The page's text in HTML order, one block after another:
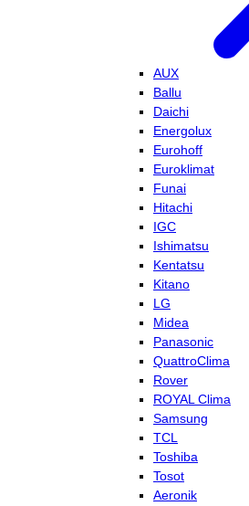
AUX
Ballu
Daichi
Energolux
Eurohoff
Euroklimat
Funai
Hitachi
IGC
Ishimatsu
Kentatsu
Kitano
LG
Midea
Panasonic
QuattroClima
Rover
ROYAL Clima
Samsung
TCL
Toshiba
Tosot
Aeronik